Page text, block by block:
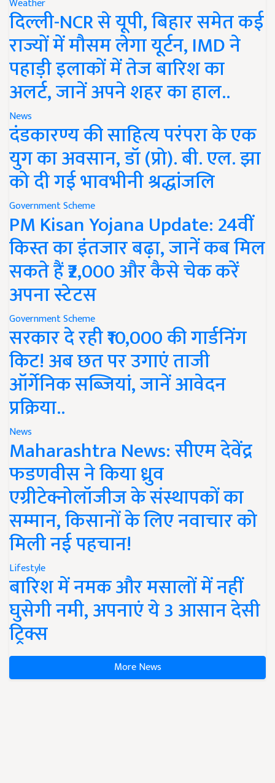
दिल्ली-NCR से यूपी, बिहार समेत कई
राज्यों में मौसम लेगा यूर्टन, IMD ने
पहाड़ी इलाकों में तेज बारिश का
अलर्ट, जानें अपने शहर का हाल..
News
दंडकारण्य की साहित्य परंपरा के एक
युग का अवसान, डॉ (प्रो). बी. एल. झा
को दी गई भावभीनी श्रद्धांजलि
Government Scheme
PM Kisan Yojana Update: 24वीं
किस्त का इंतजार बढ़ा, जानें कब मिल
सकते हैं ₹2,000 और कैसे चेक करें
अपना स्टेटस
Government Scheme
सरकार दे रही ₹10,000 की गार्डनिंग
किट! अब छत पर उगाएं ताजी
ऑर्गेनिक सब्जियां, जानें आवेदन
प्रक्रिया..
News
Maharashtra News: सीएम देवेंद्र
फडणवीस ने किया ध्रुव
एग्रीटेक्नोलॉजीज के संस्थापकों का
सम्मान, किसानों के लिए नवाचार को
मिली नई पहचान!
Lifestyle
बारिश में नमक और मसालों में नहीं
घुसेगी नमी, अपनाएं ये 3 आसान देसी
ट्रिक्स
More News